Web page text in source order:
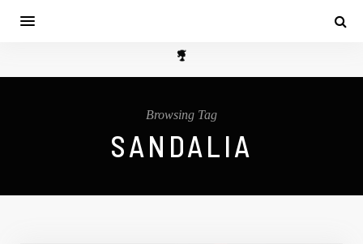
Browsing Tag
SANDALIA